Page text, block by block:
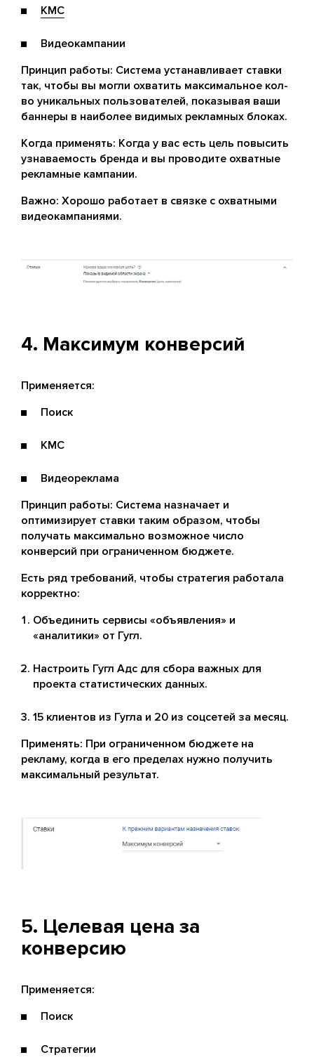
КМС
Видеокампании
Принцип работы: Система устанавливает ставки
так, чтобы вы могли охватить максимальное кол-
во уникальных пользователей, показывая ваши
баннеры в наиболее видимых рекламных блоках.
Когда применять: Когда у вас есть цель повысить
узнаваемость бренда и вы проводите охватные
рекламные кампании.
Важно: Хорошо работает в связке с охватными
видеокампаниями.
4. Максимум конверсий
Применяется:
Поиск
КМС
Видеореклама
Принцип работы: Система назначает и
оптимизирует ставки таким образом, чтобы
получать максимально возможное число
конверсий при ограниченном бюджете.
Есть ряд требований, чтобы стратегия работала
корректно:
Объединить сервисы «объявления» и
«аналитики» от Гугл.
Настроить Гугл Адс для сбора важных для
проекта статистических данных.
15 клиентов из Гугла и 20 из соцсетей за месяц.
Применять: При ограниченном бюджете на
рекламу, когда в его пределах нужно получить
максимальный результат.
5. Целевая цена за
конверсию
Применяется:
Поиск
Стратегии